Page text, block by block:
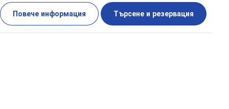
Повече информация Търсене и резервация